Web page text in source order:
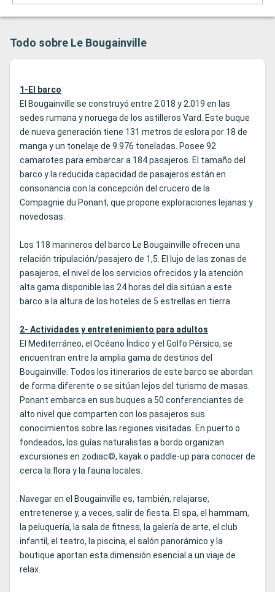
Todo sobre Le Bougainville
1-El barco
El Bougainville se construyó entre 2.018 y 2.019 en las
sedes rumana y noruega de los astilleros Vard. Este buque
de nueva generación tiene 131 metros de eslora por 18 de
manga y un tonelaje de 9.976 toneladas. Posee 92
camarotes para embarcar a 184 pasajeros. El tamaño del
barco y la reducida capacidad de pasajeros están en
consonancia con la concepción del crucero de la
Compagnie du Ponant, que propone exploraciones lejanas y
novedosas.
Los 118 marineros del barco Le Bougainville ofrecen una
relación tripulación/pasajero de 1,5. El lujo de las zonas de
pasajeros, el nivel de los servicios ofrecidos y la atención
alta gama disponible las 24 horas del día sitúan a este
barco a la altura de los hoteles de 5 estrellas en tierra.
2- Actividades y entretenimiento para adultos
El Mediterráneo, el Océano Índico y el Golfo Pérsico, se
encuentran entre la amplia gama de destinos del
Bougainville. Todos los itinerarios de este barco se abordan
de forma diferente o se sitúan lejos del turismo de masas.
Ponant embarca en sus buques a 50 conferenciantes de
alto nivel que comparten con los pasajeros sus
conocimientos sobre las regiones visitadas. En puerto o
fondeados, los guías naturalistas a bordo organizan
excursiones en zodiac©, kayak o paddle-up para conocer de
cerca la flora y la fauna locales.
Navegar en el Bougainville es, también, relajarse,
entretenerse y, a veces, salir de fiesta. El spa, el hammam,
la peluquería, la sala de fitness, la galería de arte, el club
infantil, el teatro, la piscina, el salón panorámico y la
boutique aportan esta dimensión esencial a un viaje de
relax.